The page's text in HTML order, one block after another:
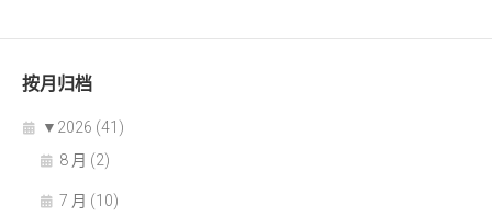
按月归档
▼ 2026 (41)
8 月 (2)
7 月 (10)